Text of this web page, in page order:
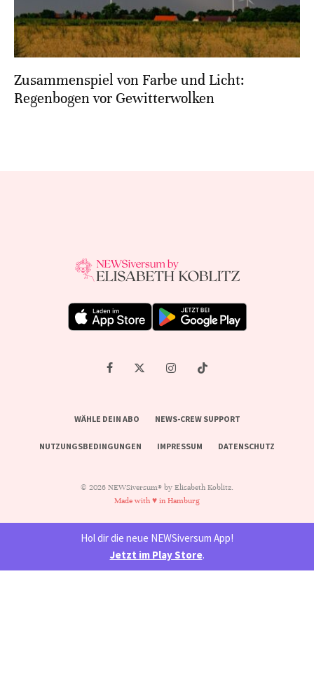
Zusammenspiel von Farbe und Licht:
Regenbogen vor Gewitterwolken
WÄHLE DEIN ABO NEWS-CREW SUPPORT
NUTZUNGSBEDINGUNGEN IMPRESSUM DATENSCHUTZ
© 2026 NEWSiversum® by Elisabeth Koblitz.
Made with ♥ in Hamburg
Hol dir die neue NEWSiversum App!
Jetzt im Play Store.